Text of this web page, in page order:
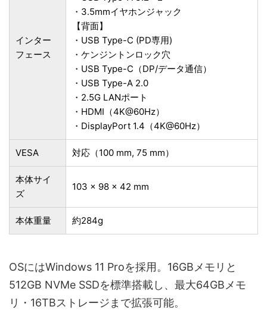
インター
フェース
・3.5mmイヤホンジャック
【背面】
・USB Type-C (PD専用)
・ケンジントンロック穴
・USB Type-C（DP/データ通信）
・USB Type-A 2.0
・2.5G LANポート
・HDMI（4K@60Hz）
・DisplayPort 1.4（4K@60Hz）
VESA 対応（100 mm, 75 mm）
本体サイ
ズ
103 × 98 × 42 mm
本体重量 約284g
OSにはWindows 11 Proを採用。16GBメモリと
512GB NVMe SSDを標準搭載し、最大64GBメモ
リ・16TBストレージまで拡張可能。